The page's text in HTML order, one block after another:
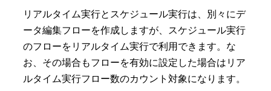
リアルタイム実行とスケジュール実行は、別々にデ
ータ編集フローを作成しますが、スケジュール実行
のフローをリアルタイム実行で利用できます。な
お、その場合もフローを有効に設定した場合はリア
ルタイム実行フロー数のカウント対象になります。